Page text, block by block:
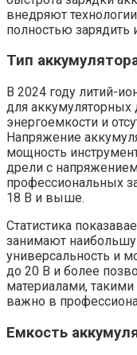
внедряют
полностью зарядить
Тип
В 2024 году литий-
для аккумуляторных
энергоемкости и
Напряжение
мощность
дрели с
профессиональных
18 В и выше.
Статистика
занимают
универсальность и
до 20 В и более
материалами, такими
важно в
Емкость